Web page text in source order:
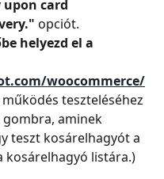
card
opciót.
helyezd el a
woocommerce/
működés teszteléséhez
aminek
teszt kosárelhagyót a
kosárelhagyó listára.)